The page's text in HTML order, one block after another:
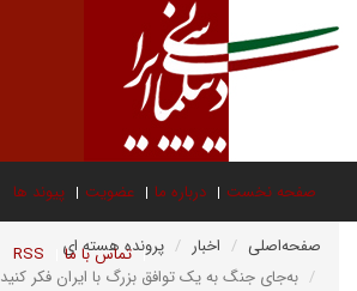
صفحه نخست درباره ما عضویت پیوند ها
تماس با ما RSS صفحه‌اصلی اخبار
پرونده هسته ای
به‌جای جنگ به یک توافق بزرگ با ایران فکر کنید